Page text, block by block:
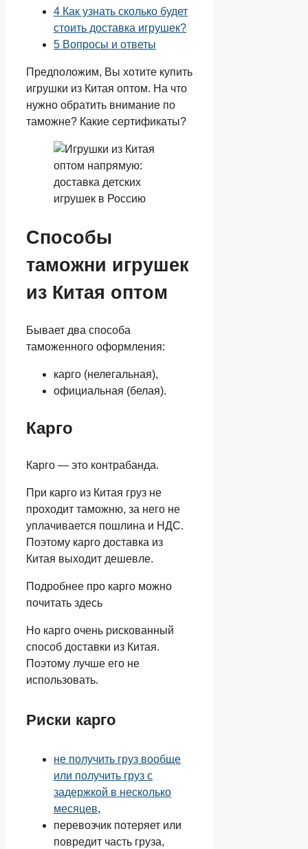
4 Как узнать сколько будет
стоить доставка игрушек?
5 Вопросы и ответы
Предположим, Вы хотите купить
игрушки из Китая оптом. На что
нужно обратить внимание по
таможне? Какие сертификаты?
Способы
таможни игрушек
из Китая оптом
Бывает два способа
таможенного оформления:
карго (нелегальная),
официальная (белая).
Карго
Карго — это контрабанда.
При карго из Китая груз не
проходит таможню, за него не
уплачивается пошлина и НДС.
Поэтому карго доставка из
Китая выходит дешевле.
Подробнее про карго можно
почитать здесь
Но карго очень рискованный
способ доставки из Китая.
Поэтому лучше его не
использовать.
Риски карго
не получить груз вообще
или получить груз с
задержкой в несколько
месяцев,
перевозчик потеряет или
повредит часть груза,